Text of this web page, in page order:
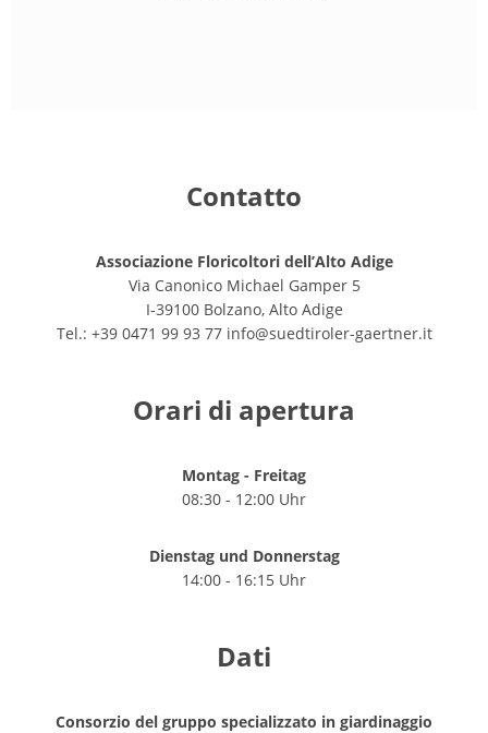
Contatto
Associazione Floricoltori dell’Alto Adige
Via Canonico Michael Gamper 5
I-39100 Bolzano, Alto Adige
Tel.: +39 0471 99 93 77 info@suedtiroler-gaertner.it
Orari di apertura
Montag - Freitag
08:30 - 12:00 Uhr
Dienstag und Donnerstag
14:00 - 16:15 Uhr
Dati
Consorzio del gruppo specializzato in giardinaggio